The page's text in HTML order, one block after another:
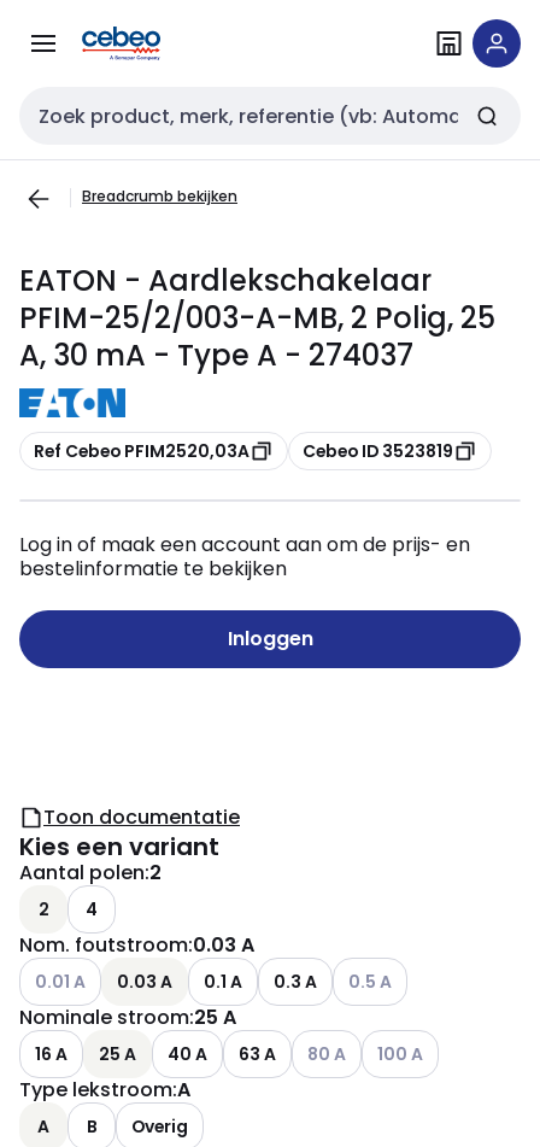
naar
naar
Zoekveld invoer
Breadcrumb bekijken
EATON - Aardlekschakelaar
PFIM-25/2/003-A-MB, 2 Polig, 25
A, 30 mA - Type A - 274037
Kopiëren
Ref Cebeo PFIM2520,03A Kopiëren
Cebeo ID 3523819
Log in of maak een account aan om de prijs- en
bestelinformatie te bekijken
Inloggen
Toon documentatie
Kies een variant
Aantal polen:2
2 4
Nom. foutstroom:0.03 A
Andere varianten (Huidige combinatie niet mogelijk)
0.01 A 0.03 A 0.1 A 0.3 A Andere varianten
0.5 A
Nominale stroom:25 A
16 A 25 A 40 A 63 A Andere varianten (Huidige
80 A Andere varianten
100 A
Type lekstroom:A
A B Overig